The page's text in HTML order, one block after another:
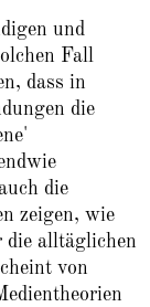
und
Fall
dass in
die
die
zeigen, wie
die alltäglichen
von